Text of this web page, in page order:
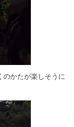
のかたが楽しそうに